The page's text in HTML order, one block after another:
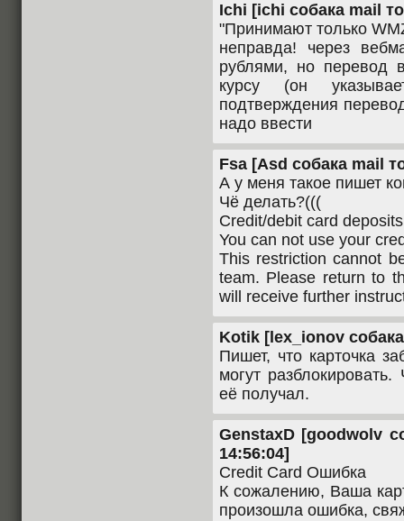
Ichi [ichi собака mail
"Принимают только
неправда! через
рублями, но перевод
курсу (он
подтверждения
надо ввести
Fsa [Asd собака mail
А у меня такое пишет
Чё делать?(((
Credit/debit card
You can not use your
This restriction cannot
team. Please return to
will receive further
Kotik [lex_ionov
Пишет, что карточка
могут
её получал.
GenstaxD [goodwolv
14:56:04]
Credit Card Ошибка
К сожалению, Ваша
произошла ошибка,